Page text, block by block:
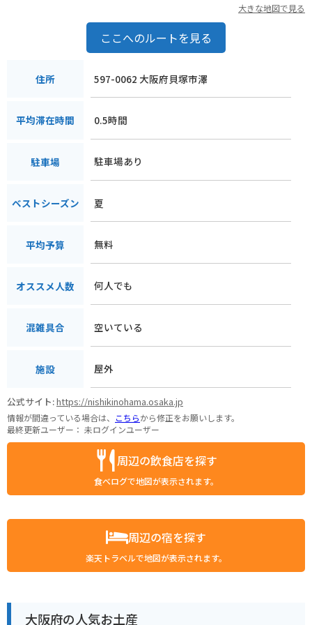
大きな地図で見る
ここへのルートを見る
住所 597-0062 大阪府貝塚市澤
平均滞在時間 0.5時間
駐車場 駐車場あり
ベストシーズン 夏
平均予算 無料
オススメ人数 何人でも
混雑具合 空いている
施設 屋外
公式サイト:https://nishikinohama.osaka.jp
情報が間違っている場合は、 こちらから修正をお願いします。
最終更新ユーザー： 未ログインユーザー
周辺の飲食店を探す
食べログで地図が表示されます。
周辺の宿を探す
楽天トラベルで地図が表示されます。
大阪府の人気お土産